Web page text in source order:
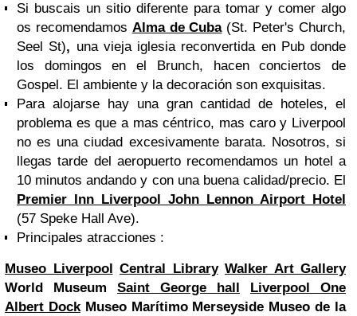
Si buscais un sitio diferente para tomar y comer algo
os recomendamos Alma de Cuba (St. Peter's Church,
Seel St), una vieja iglesia reconvertida en Pub donde
los domingos en el Brunch, hacen conciertos de
Gospel. El ambiente y la decoración son exquisitas.
Para alojarse hay una gran cantidad de hoteles, el
problema es que a mas céntrico, mas caro y Liverpool
no es una ciudad excesivamente barata. Nosotros, si
llegas tarde del aeropuerto recomendamos un hotel a
10 minutos andando y con una buena calidad/precio. El
Premier Inn Liverpool John Lennon Airport Hotel
(57 Speke Hall Ave).
Principales atracciones :
Museo Liverpool Central Library Walker Art Gallery
World Museum
Saint George hall
Liverpool One
Albert Dock Museo Marítimo Merseyside Museo de la